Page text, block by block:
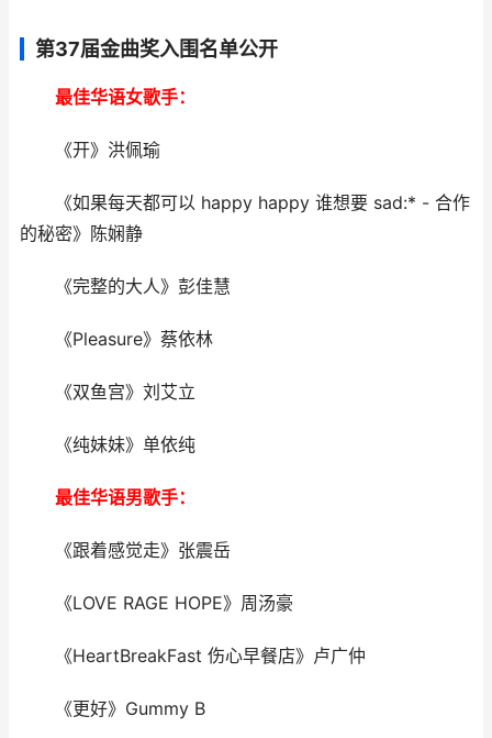
第37届金曲奖入围名单公开
最佳华语女歌手：
《开》洪佩瑜
《如果每天都可以 happy happy 谁想要 sad:* - 合作
的秘密》陈娴静
《完整的大人》彭佳慧
《Pleasure》蔡依林
《双鱼宫》刘艾立
《纯妹妹》单依纯
最佳华语男歌手：
《跟着感觉走》张震岳
《LOVE RAGE HOPE》周汤豪
《HeartBreakFast 伤心早餐店》卢广仲
《更好》Gummy B